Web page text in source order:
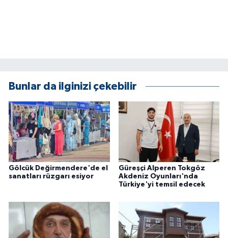
Bunlar da ilginizi çekebilir
Gölcük Değirmendere'de el
sanatları rüzgarı esiyor
Güreşçi Alperen Tokgöz
Akdeniz Oyunları'nda
Türkiye'yi temsil edecek